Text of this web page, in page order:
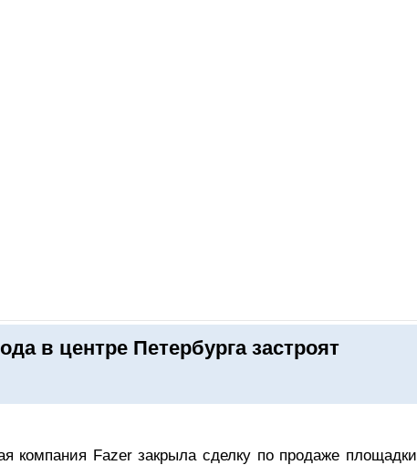
в центре Петербурга застроят
компания Fazer закрыла сделку по продаже площадки